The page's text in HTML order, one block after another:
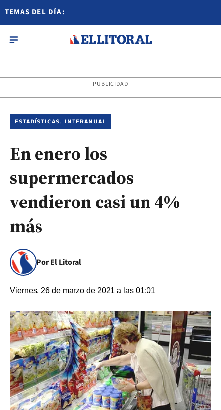
TEMAS DEL DÍA:
PUBLICIDAD
ESTADÍSTICAS. INTERANUAL
En enero los
supermercados
vendieron casi un 4%
más
Por El Litoral
Viernes, 26 de marzo de 2021 a las 01:01